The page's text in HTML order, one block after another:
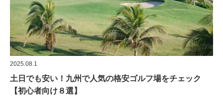
2025.08.1
土日でも安い！九州で人気の格安ゴルフ場をチェック
【初心者向け８選】